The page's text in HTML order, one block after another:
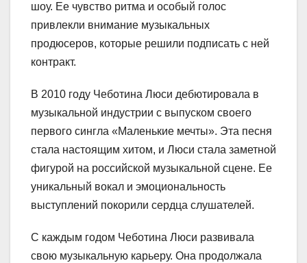
шоу. Ее чувство ритма и особый голос
привлекли внимание музыкальных
продюсеров, которые решили подписать с ней
контракт.
В 2010 году Чеботина Люси дебютировала в
музыкальной индустрии с выпуском своего
первого сингла «Маленькие мечты». Эта песня
стала настоящим хитом, и Люси стала заметной
фигурой на российской музыкальной сцене. Ее
уникальный вокал и эмоциональность
выступлений покорили сердца слушателей.
С каждым годом Чеботина Люси развивала
свою музыкальную карьеру. Она продолжала